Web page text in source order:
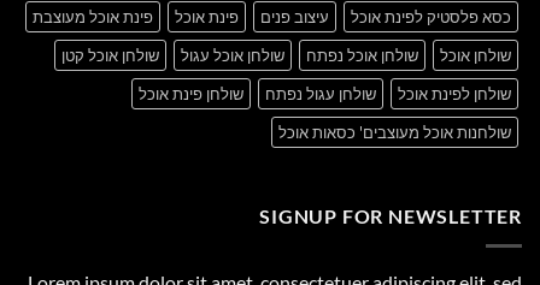
כסא פלסטיק לפינת אוכל
עיצוב פנים פינת אוכל
פינת אוכל מעוצבת
שולחן אוכל
שולחן אוכל נפתח שולחן אוכל עגול
שולחן אוכל קטן
שולחן לפינת אוכל
שולחן עגול נפתח
שולחן פינת אוכל
שולחנות אוכל מעוצבים' כסאות אוכל
SIGNUP FOR NEWSLETTER